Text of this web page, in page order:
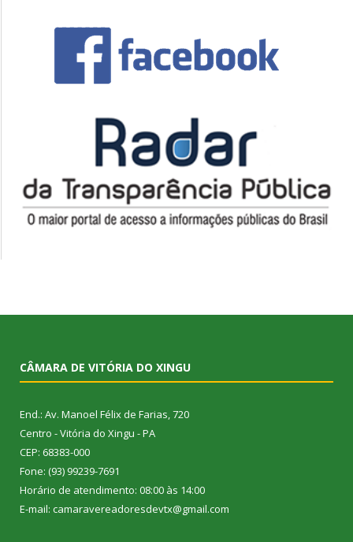
CÂMARA DE VITÓRIA DO XINGU
End.: Av. Manoel Félix de Farias, 720
Centro - Vitória do Xingu - PA
CEP: 68383-000
Fone: (93) 99239-7691
Horário de atendimento: 08:00 às 14:00
E-mail: camaravereadoresdevtx@gmail.com